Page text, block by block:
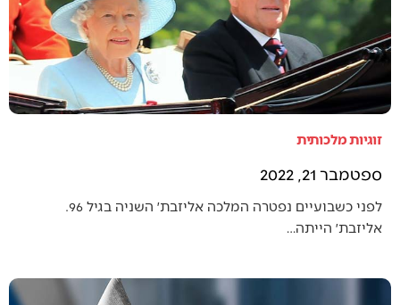
זוגיות מלכותית
ספטמבר 21, 2022
אליזבת׳ הייתה…